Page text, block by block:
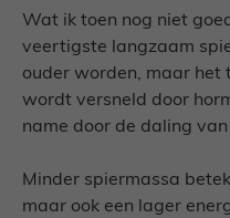
Wat ik toen nog niet
veertigste langzaam
ouder worden, maar
wordt versneld door
name door de daling
Minder spiermassa
maar ook een lager